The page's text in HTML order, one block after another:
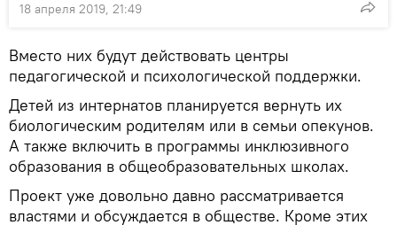
18 апреля 2019, 21:49
Вместо них будут действовать центры
педагогической и психологической поддержки.
Детей из интернатов планируется вернуть их
биологическим родителям или в семьи опекунов.
А также включить в программы инклюзивного
образования в общеобразовательных школах.
Проект уже довольно давно рассматривается
властями и обсуждается в обществе. Кроме этих